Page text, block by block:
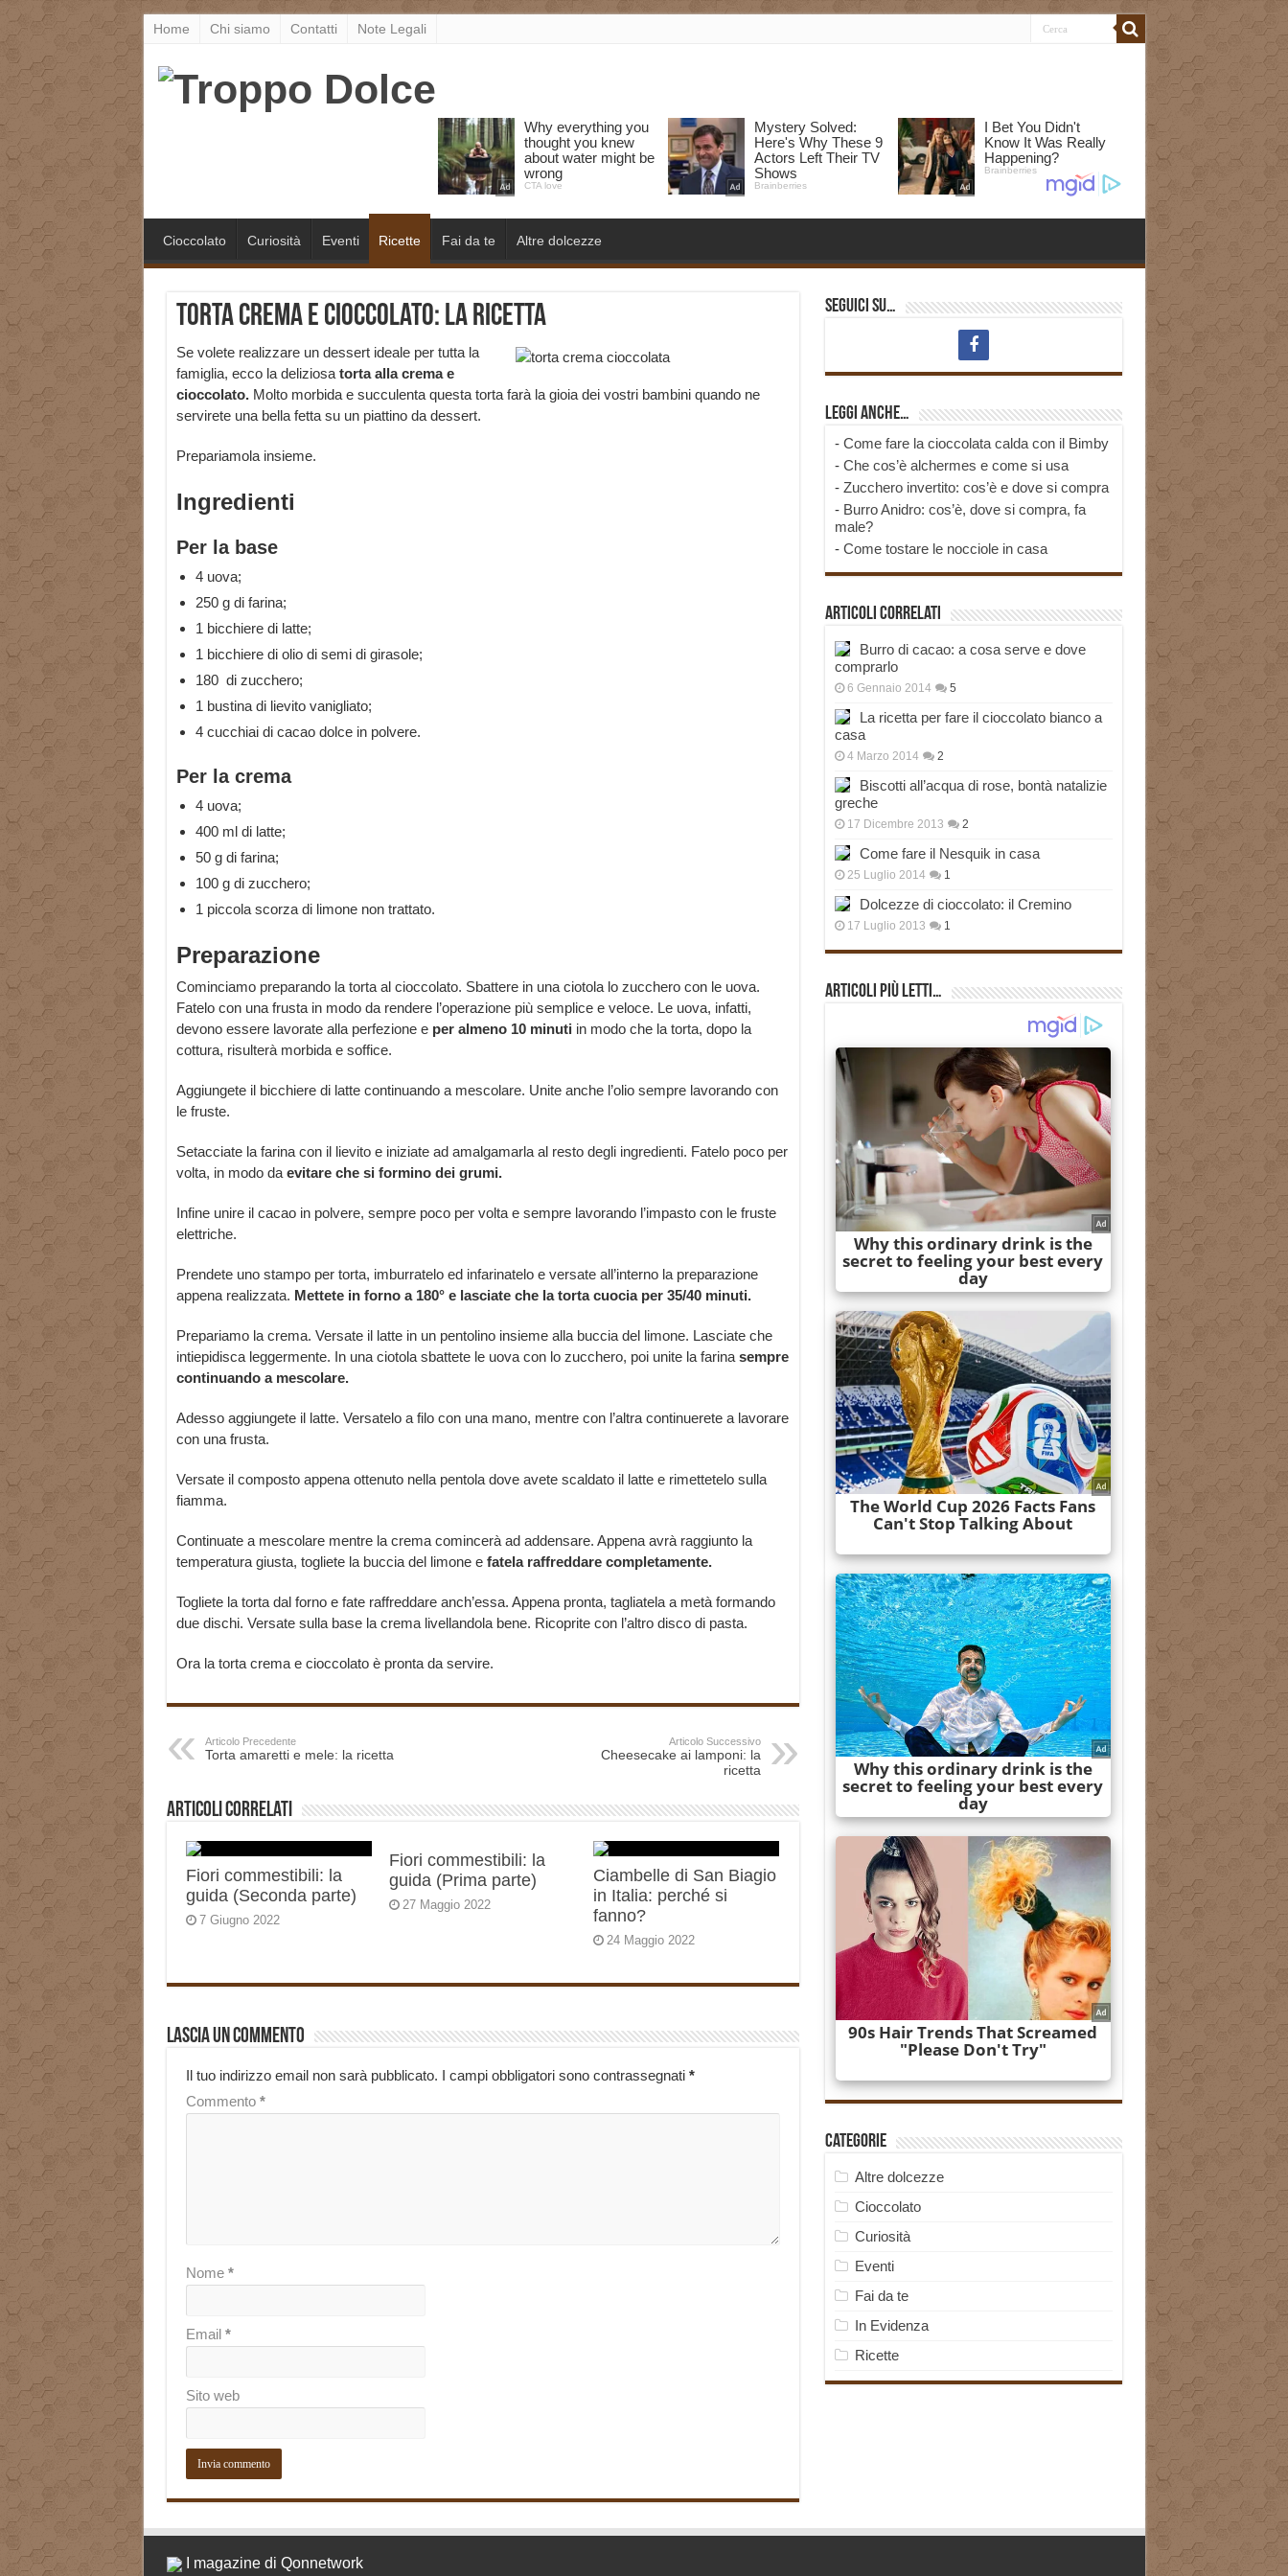
Home Chi siamo Contatti Note Legali
Cioccolato Curiosità Eventi Ricette Fai da te Altre dolcezze
Torta crema e cioccolato: la ricetta
Se volete realizzare un dessert ideale per tutta la
famiglia, ecco la deliziosa torta alla crema e
cioccolato. Molto morbida e succulenta questa torta farà la gioia dei vostri bambini quando ne
servirete una bella fetta su un piattino da dessert.
Prepariamola insieme.
Ingredienti
Per la base
4 uova;
250 g di farina;
1 bicchiere di latte;
1 bicchiere di olio di semi di girasole;
180 di zucchero;
1 bustina di lievito vanigliato;
4 cucchiai di cacao dolce in polvere.
Per la crema
4 uova;
400 ml di latte;
50 g di farina;
100 g di zucchero;
1 piccola scorza di limone non trattato.
Preparazione
Cominciamo preparando la torta al cioccolato. Sbattere in una ciotola lo zucchero con le uova.
Fatelo con una frusta in modo da rendere l’operazione più semplice e veloce. Le uova, infatti,
devono essere lavorate alla perfezione e per almeno 10 minuti in modo che la torta, dopo la
cottura, risulterà morbida e soffice.
Aggiungete il bicchiere di latte continuando a mescolare. Unite anche l’olio sempre lavorando con
le fruste.
Setacciate la farina con il lievito e iniziate ad amalgamarla al resto degli ingredienti. Fatelo poco per
volta, in modo daevitare che si formino dei grumi.
Infine unire il cacao in polvere, sempre poco per volta e sempre lavorando l’impasto con le fruste
elettriche.
Prendete uno stampo per torta, imburratelo ed infarinatelo e versate all’interno la preparazione
appena realizzata. Mettete in forno a 180° e lasciate che la torta cuocia per 35/40 minuti.
Prepariamo la crema. Versate il latte in un pentolino insieme alla buccia del limone. Lasciate che
intiepidisca leggermente. In una ciotola sbattete le uova con lo zucchero, poi unite la farina sempre
continuando a mescolare.
Adesso aggiungete il latte. Versatelo a filo con una mano, mentre con l’altra continuerete a lavorare
con una frusta.
Versate il composto appena ottenuto nella pentola dove avete scaldato il latte e rimettetelo sulla
fiamma.
Continuate a mescolare mentre la crema comincerà ad addensare. Appena avrà raggiunto la
temperatura giusta, togliete la buccia del limone efatela raffreddare completamente.
Togliete la torta dal forno e fate raffreddare anch’essa. Appena pronta, tagliatela a metà formando
due dischi. Versate sulla base la crema livellandola bene. Ricoprite con l’altro disco di pasta.
Ora la torta crema e cioccolato è pronta da servire.
Articolo Precedente
Torta amaretti e mele: la ricetta
Articolo Successivo
Cheesecake ai lamponi: la
ricetta
Articoli correlati
Fiori commestibili: la
guida (Seconda parte)
7 Giugno 2022
Fiori commestibili: la
guida (Prima parte)
27 Maggio 2022
Ciambelle di San Biagio
in Italia: perché si
fanno?
24 Maggio 2022
Lascia un commento
Il tuo indirizzo email non sarà pubblicato. I campi obbligatori sono contrassegnati *
Commento *
Nome *
Email *
Sito web
Seguici su…
Leggi anche…
- Come fare la cioccolata calda con il Bimby
- Che cos’è alchermes e come si usa
- Zucchero invertito: cos’è e dove si compra
- Burro Anidro: cos’è, dove si compra, fa
male?
- Come tostare le nocciole in casa
Articoli correlati
Burro di cacao: a cosa serve e dove
comprarlo
6 Gennaio 2014 5
La ricetta per fare il cioccolato bianco a
casa
4 Marzo 2014 2
Biscotti all’acqua di rose, bontà natalizie
greche
17 Dicembre 2013 2
Come fare il Nesquik in casa
25 Luglio 2014 1
Dolcezze di cioccolato: il Cremino
17 Luglio 2013 1
Articoli più Letti…
Categorie
Altre dolcezze
Cioccolato
Curiosità
Eventi
Fai da te
In Evidenza
Ricette
I magazine di Qonnetwork